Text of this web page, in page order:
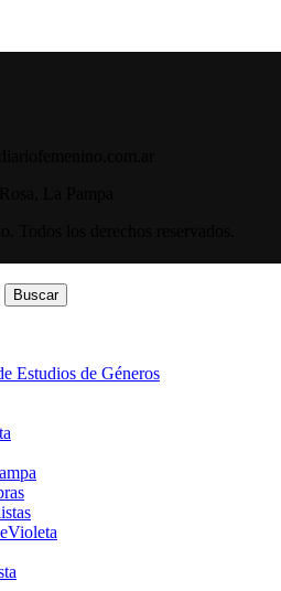
Buscar
Estudios de Géneros